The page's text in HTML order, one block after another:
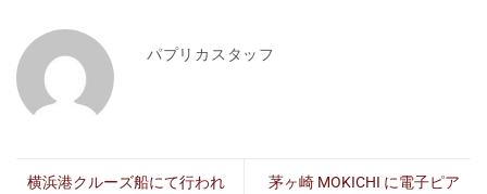
パプリカスタッフ
横浜港クルーズ船にて行われ
茅ヶ崎 MOKICHI に電子ピア